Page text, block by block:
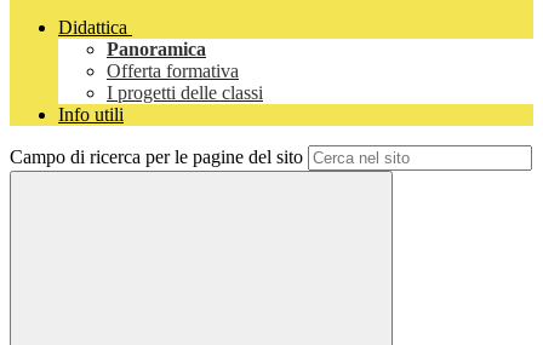
Didattica
Panoramica
Offerta formativa
I progetti delle classi
Info utili
Campo di ricerca per le pagine del sito